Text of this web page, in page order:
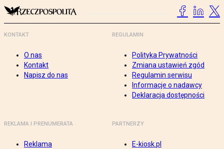
KONTAKT
O nas
Kontakt
Napisz do nas
REGULAMIN
Polityka Prywatności
Zmiana ustawień zgód
Regulamin serwisu
Informacje o nadawcy
Deklaracja dostępności
REKLAMA I PRENUMERATA
Reklama
PARTNERZY
E-kiosk.pl